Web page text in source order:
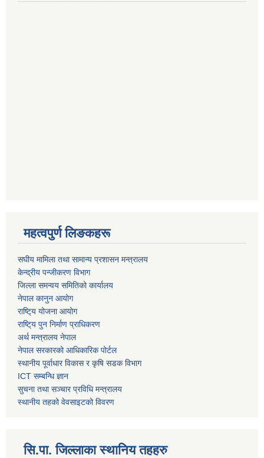
महत्वपुर्ण लिङकहरू
स‌घीय मामिला तथा सामान्य प्रशासन मन्त्रालय
केन्द्रीय पन्जीकरण विभाग
जिल्ला समन्वय समितिको कार्यालय
नेपाल कानुन आयोग
राष्टि्य योजना आयोग
राष्टि्य पुन निर्माण प्राधिकरण
अर्थ मन्त्रालय नेपाल
नेपाल सरकारको आधिकारिक पोर्टल
स्थानीय पूर्वाधार विकास र कृषि सडक विभाग
ICT सम्बन्धि ज्ञान
सुचना तथा सञ्चार प्रविधि मन्त्रालय
स्थानीय तहको वेवसाइटको विवरण
सि.पा. जिल्लाका स्थानिय तहहरु